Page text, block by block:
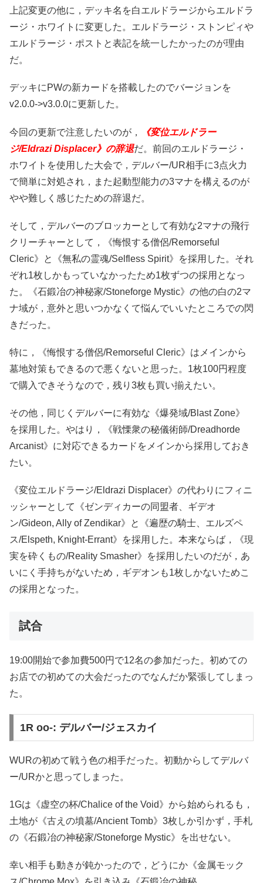
上記変更の他に，デッキ名を白エルドラージからエルドラ
ージ・ホワイトに変更した。エルドラージ・ストンピィや
エルドラージ・ポストと表記を統一したかったのが理由
だ。
デッキにPWの新カードを搭載したのでバージョンを
v2.0.0->v3.0.0に更新した。
今回の更新で注意したいのが，
《変位エルドラー
ジ/Eldrazi Displacer》の辞退だ。前回のエルドラージ・
ホワイトを使用した大会で，デルバー/UR相手に3点火力
で簡単に対処され，また起動型能力の3マナを構えるのが
やや難しく感じたための辞退だ。
そして，デルバーのブロッカーとして有効な2マナの飛行
クリーチャーとして，《悔恨する僧侶/Remorseful
Cleric》と《無私の霊魂/Selfless Spirit》を採用した。それ
ぞれ1枚しかもっていなかったため1枚ずつの採用となっ
た。《石鍛冶の神秘家/Stoneforge Mystic》の他の白の2マ
ナ域が，意外と思いつかなくて悩んでいいたところでの閃
きだった。
特に，《悔恨する僧侶/Remorseful Cleric》はメインから
墓地対策もできるので悪くないと思った。1枚100円程度
で購入できそうなので，残り3枚も買い揃えたい。
その他，同じくデルバーに有効な《爆発域/Blast Zone》
を採用した。やはり，《戦慄衆の秘儀術師/Dreadhorde
Arcanist》に対応できるカードをメインから採用しておき
たい。
《変位エルドラージ/Eldrazi Displacer》の代わりにフィニ
ッシャーとして《ゼンディカーの同盟者、ギデオ
ン/Gideon, Ally of Zendikar》と《遍歴の騎士、エルズペ
ス/Elspeth, Knight-Errant》を採用した。本来ならば，《現
実を砕くもの/Reality Smasher》を採用したいのだが，あ
いにく手持ちがないため，ギデオンも1枚しかないためこ
の採用となった。
試合
19:00開始で参加費500円で12名の参加だった。初めての
お店での初めての大会だったのでなんだか緊張してしまっ
た。
1R oo-: デルバー/ジェスカイ
WURの初めて戦う色の相手だった。初動からしてデルバ
ー/URかと思ってしまった。
1Gは《虚空の杯/Chalice of the Void》から始められるも，
土地が《古えの墳墓/Ancient Tomb》3枚しか引かず，手札
の《石鍛冶の神秘家/Stoneforge Mystic》を出せない。
幸い相手も動きが鈍かったので，どうにか《金属モック